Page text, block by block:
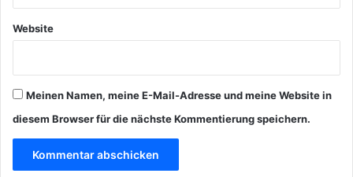
Website
Meinen Namen, meine E-Mail-Adresse und meine Website in
diesem Browser für die nächste Kommentierung speichern.